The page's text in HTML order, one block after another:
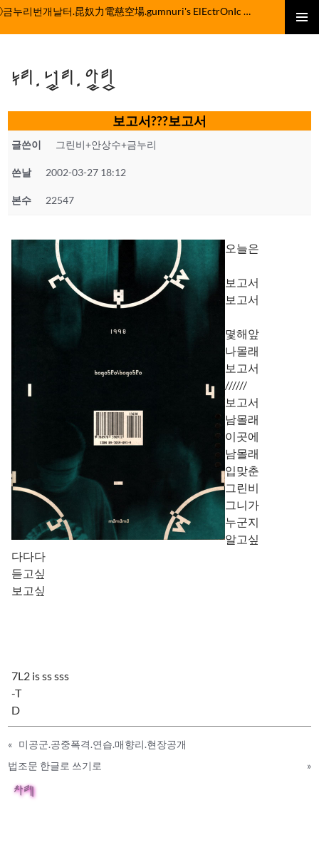
컨
뛰
기
ⓒ금누리번개날터.昆奴力電慈空場.gumnuri's ElEctrOnIc fActOrY
누리.널리.알림
보고서???보고서
글쓴이 그린비+안상수+금누리
쓴날 2002-03-27 18:12
본수 22547
오늘은
보고서
보고서
몇해앞
나몰래
보고서
//////
보고서
남몰래
이곳에
남몰래
입맞춘
그린비
그니가
누군지
알고싶
다다다
듣고싶
보고싶
7L2 is ss sss
-T
D
« 미공군.공중폭격.연습.매향리.현장공개
법조문 한글로 쓰기로
»
차례